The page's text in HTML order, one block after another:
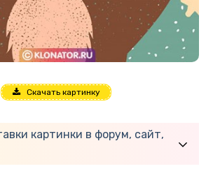
Скачать картинку
картинки в форум, сайт,